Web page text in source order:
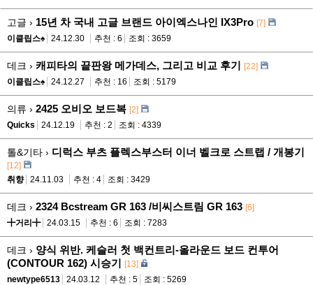
고글 › 15년 차 국내 고글 브랜드 아이엑스나인 IX3Pro [7]
이클립스♠
24.12.30 추천 : 6 조회 : 3659
데크 › 캐피타의 끝판왕 메가데스, 그리고 비교 후기 [22]
이클립스♠
24.12.27 추천 : 16 조회 : 5179
의류 › 2425 오비오 보드복 [2]
Quicks
24.12.19 추천 : 2 조회 : 4339
톨&기타 › 디럭스 부츠 플렉스부스터 이너 벨크로 스트랩 / 개봉기
[12]
취향
24.11.03 추천 : 4 조회 : 3429
데크 › 2324 Bcstream GR 163 /비씨스트림 GR 163 [6]
╋거리╋
24.03.15 추천 : 6 조회 : 7283
데크 › 양식 위반. 케슬러 첫 백컨트리-올라운드 보드 컨투어
(CONTOUR 162) 시승기 [13]
newtype6513
24.03.12 추천 : 5 조회 : 5269